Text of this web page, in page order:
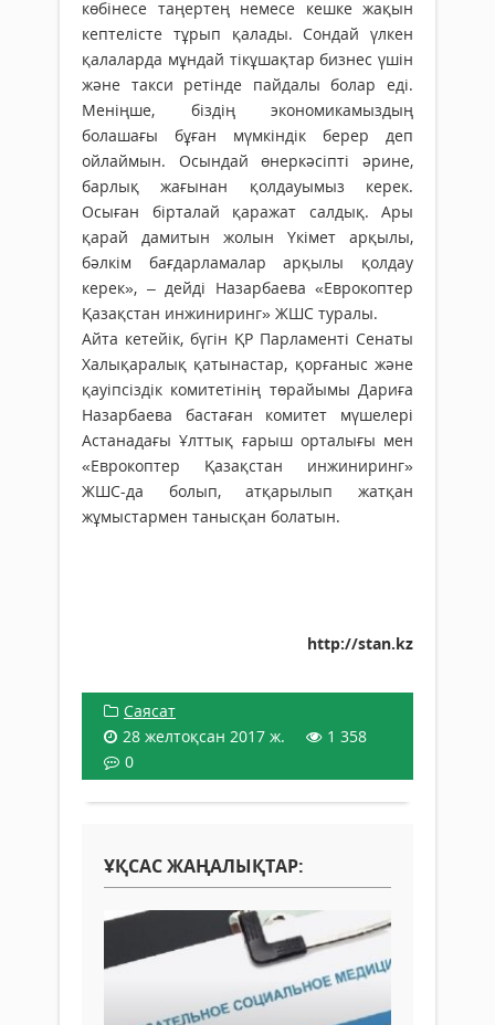
көбінесе таңертең немесе кешке жақын
кептелісте тұрып қалады. Сондай үлкен
қалаларда мұндай тікұшақтар бизнес үшін
және такси ретінде пайдалы болар еді.
Меніңше, біздің экономикамыздың
болашағы бұған мүмкіндік берер деп
ойлаймын. Осындай өнеркәсіпті әрине,
барлық жағынан қолдауымыз керек.
Осыған бірталай қаражат салдық. Ары
қарай дамитын жолын Үкімет арқылы,
бәлкім бағдарламалар арқылы қолдау
керек», – дейді Назарбаева «Еврокоптер
Қазақстан инжиниринг» ЖШС туралы.
Айта кетейік, бүгін ҚР Парламенті Сенаты
Халықаралық қатынастар, қорғаныс және
қауіпсіздік комитетінің төрайымы Дариға
Назарбаева бастаған комитет мүшелері
Астанадағы Ұлттық ғарыш орталығы мен
«Еврокоптер Қазақстан инжиниринг»
ЖШС-да болып, атқарылып жатқан
жұмыстармен танысқан болатын.
http://stan.kz
Саясат
28 желтоқсан 2017 ж.
1 358
0
ҰҚСАС ЖАҢАЛЫҚТАР: